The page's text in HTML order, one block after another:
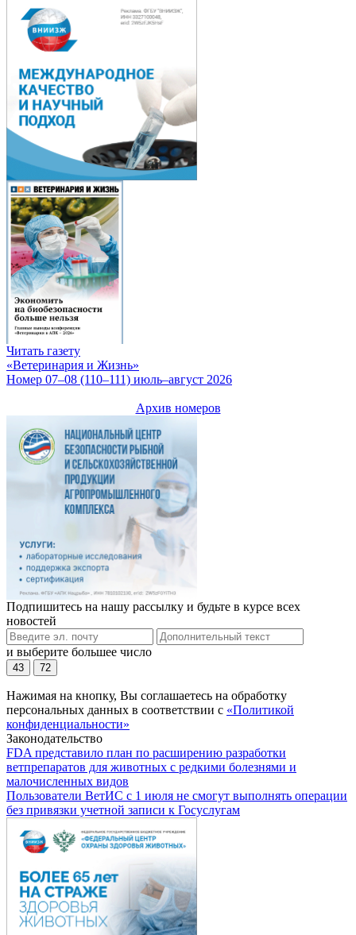
Читать газету
«Ветеринария и Жизнь»
Номер 07–08 (110–111) июль–август 2026
Архив номеров
Подпишитесь на нашу рассылку и будьте в курсе всех
новостей
и выберите большее число
43 72
Нажимая на кнопку, Вы соглашаетесь на обработку
персональных данных в соответствии с «Политикой
конфиденциальности»
Законодательство
FDA представило план по расширению разработки
ветпрепаратов для животных с редкими болезнями и
малочисленных видов
Пользователи ВетИС с 1 июля не смогут выполнять операции
без привязки учетной записи к Госуслугам